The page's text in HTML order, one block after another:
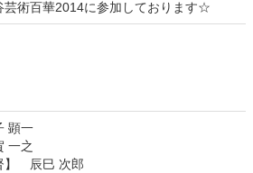
術百華2014に参加しております☆
顕一
一之
】 辰巳 次郎